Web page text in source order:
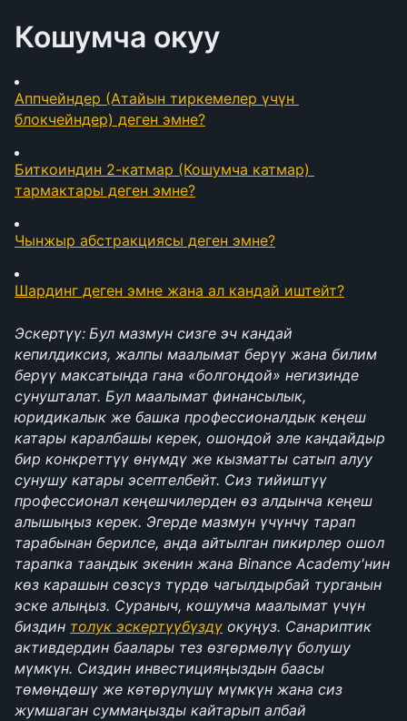
Кошумча окуу
Аппчейндер (Атайын тиркемелер үчүн
блокчейндер) деген эмне?
Биткоиндин 2-катмар (Кошумча катмар)
тармактары деген эмне?
Чынжыр абстракциясы деген эмне?
Шардинг деген эмне жана ал кандай иштейт?
Эскертүү: Бул мазмун сизге эч кандай
кепилдиксиз, жалпы маалымат берүү жана билим
берүү максатында гана «болгондой» негизинде
сунушталат. Бул маалымат финансылык,
юридикалык же башка профессионалдык кеңеш
катары каралбашы керек, ошондой эле кандайдыр
бир конкреттүү өнүмдү же кызматты сатып алуу
сунушу катары эсептелбейт. Сиз тийиштүү
профессионал кеңешчилерден өз алдынча кеңеш
алышыңыз керек. Эгерде мазмун үчүнчү тарап
тарабынан берилсе, анда айтылган пикирлер ошол
тарапка таандык экенин жана Binance Academy'нин
көз карашын сөзсүз түрдө чагылдырбай турганын
эске алыңыз. Сураныч, кошумча маалымат үчүн
биздин толук эскертүүбүздү окуңуз. Санариптик
активдердин баалары тез өзгөрмөлүү болушу
мүмкүн. Сиздин инвестицияңыздын баасы
төмөндөшү же көтөрүлүшү мүмкүн жана сиз
жумшаган суммаңызды кайтарып албай